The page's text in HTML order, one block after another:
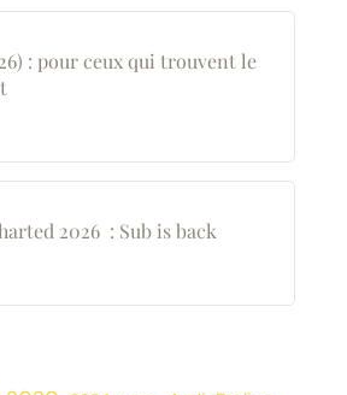
: pour ceux qui trouvent le
2026 : Sub is back